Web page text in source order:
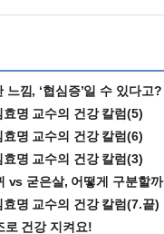
느낌, ‘협심증’일 수 있다고?
명 교수의 건강 칼럼(5)
명 교수의 건강 칼럼(6)
명 교수의 건강 칼럼(3)
vs 굳은살, 어떻게 구분할까
효명 교수의 건강 칼럼(7.끝)
로 건강 지켜요!